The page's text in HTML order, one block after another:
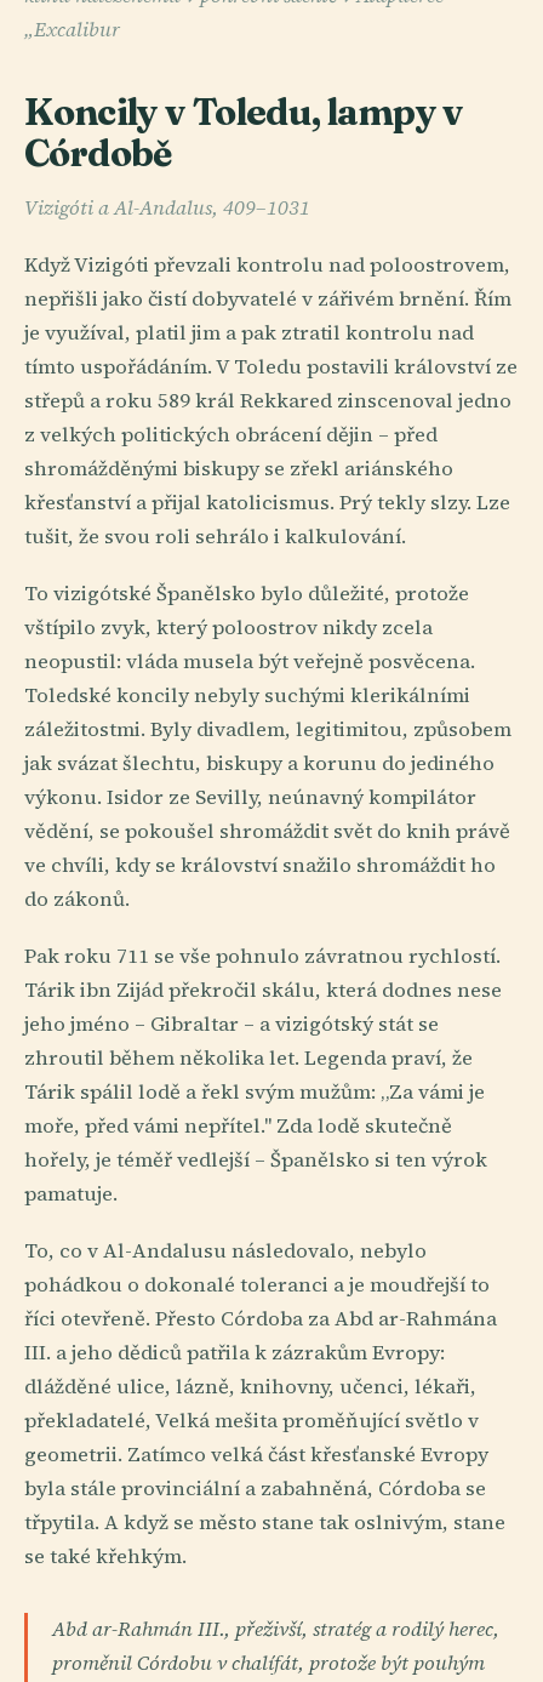
„Excalibur
Koncily v Toledu, lampy v
Córdobě
Vizigóti a Al-Andalus, 409–1031
Když Vizigóti převzali kontrolu nad poloostrovem,
nepřišli jako čistí dobyvatelé v zářivém brnění. Řím
je využíval, platil jim a pak ztratil kontrolu nad
tímto uspořádáním. V Toledu postavili království ze
střepů a roku 589 král Rekkared zinscenoval jedno
z velkých politických obrácení dějin – před
shromážděnými biskupy se zřekl ariánského
křesťanství a přijal katolicismus. Prý tekly slzy. Lze
tušit, že svou roli sehrálo i kalkulování.
To vizigótské Španělsko bylo důležité, protože
vštípilo zvyk, který poloostrov nikdy zcela
neopustil: vláda musela být veřejně posvěcena.
Toledské koncily nebyly suchými klerikálními
záležitostmi. Byly divadlem, legitimitou, způsobem
jak svázat šlechtu, biskupy a korunu do jediného
výkonu. Isidor ze Sevilly, neúnavný kompilátor
vědění, se pokoušel shromáždit svět do knih právě
ve chvíli, kdy se království snažilo shromáždit ho
do zákonů.
Pak roku 711 se vše pohnulo závratnou rychlostí.
Tárik ibn Zijád překročil skálu, která dodnes nese
jeho jméno – Gibraltar – a vizigótský stát se
zhroutil během několika let. Legenda praví, že
Tárik spálil lodě a řekl svým mužům: „Za vámi je
moře, před vámi nepřítel." Zda lodě skutečně
hořely, je téměř vedlejší – Španělsko si ten výrok
pamatuje.
To, co v Al-Andalusu následovalo, nebylo
pohádkou o dokonalé toleranci a je moudřejší to
říci otevřeně. Přesto Córdoba za Abd ar-Rahmána
III. a jeho dědiců patřila k zázrakům Evropy:
dlážděné ulice, lázně, knihovny, učenci, lékaři,
překladatelé, Velká mešita proměňující světlo v
geometrii. Zatímco velká část křesťanské Evropy
byla stále provinciální a zabahněná, Córdoba se
třpytila. A když se město stane tak oslnivým, stane
se také křehkým.
Abd ar-Rahmán III., přeživší, stratég a rodilý herec,
proměnil Córdobu v chalífát, protože být pouhým